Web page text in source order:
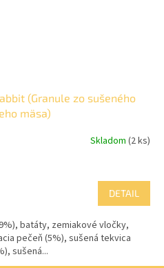
(Granule zo sušeného
mäsa)
Skladom (2 ks)
DETAIL
batáty, zemiakové vločky,
pečeň (5%), sušená tekvica
sušená...